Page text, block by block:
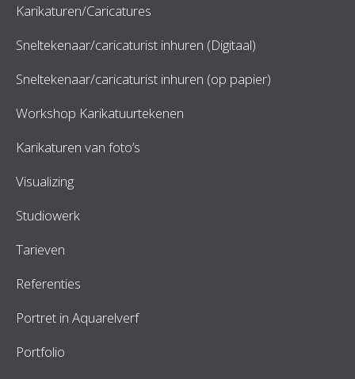
Karikaturen/Caricatures
Sneltekenaar/caricaturist inhuren (Digitaal)
Sneltekenaar/caricaturist inhuren (op papier)
Workshop Karikatuurtekenen
Karikaturen van foto’s
Visualizing
Studiowerk
Tarieven
Referenties
Portret in Aquarelverf
Portfolio